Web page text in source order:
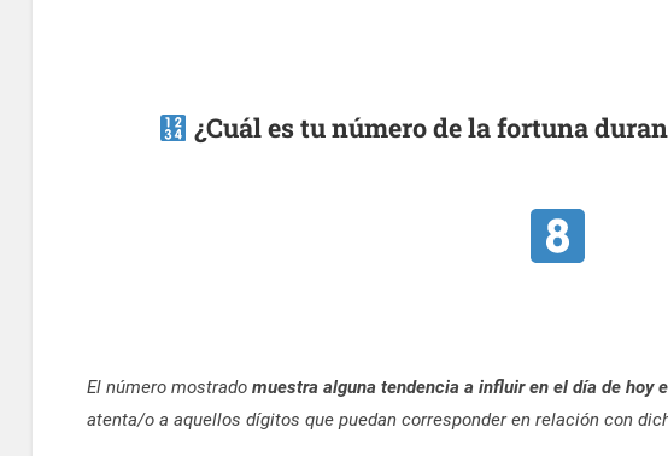
¿Cuál es tu número de la fortuna
El número mostrado muestra alguna tendencia a influir en el día de hoy
atenta/o a aquellos dígitos que puedan corresponder en relación con